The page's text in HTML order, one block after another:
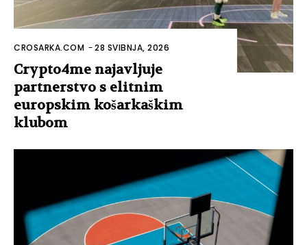
CROSARKA.COM -28 SVIBNJA, 2026
Crypto4me najavljuje
partnerstvo s elitnim
europskim košarkaškim
klubom